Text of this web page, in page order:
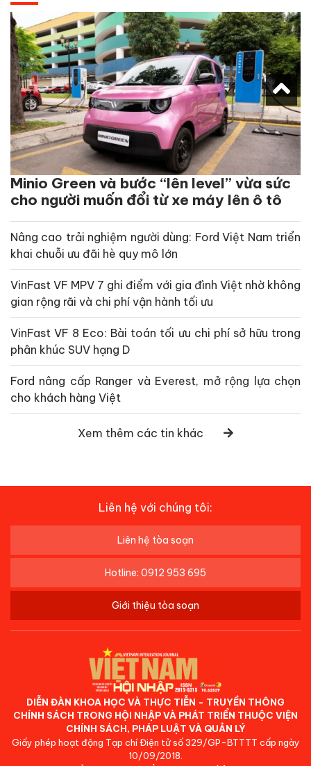
Minio Green và bước “lên level” vừa sức
cho người muốn đổi từ xe máy lên ô tô
Nâng cao trải nghiệm người dùng: Ford Việt Nam triển
khai chuỗi ưu đãi hè quy mô lớn
VinFast VF MPV 7 ghi điểm với gia đình Việt nhờ không
gian rộng rãi và chi phí vận hành tối ưu
VinFast VF 8 Eco: Bài toán tối ưu chi phí sở hữu trong
phân khúc SUV hạng D
Ford nâng cấp Ranger và Everest, mở rộng lựa chọn
cho khách hàng Việt
Xem thêm các tin khác
Liên hệ với chúng tôi:
Liên hệ tòa soạn
Hotline: 0912 953 695
Giới thiệu tòa soạn
DIỄN ĐÀN KHOA HỌC VÀ THỰC TIỄN - TRUYỀN THÔNG
CHÍNH SÁCH TRONG HỘI NHẬP VÀ PHÁT TRIỂN THUỘC VIỆN
CHÍNH SÁCH, PHÁP LUẬT VÀ QUẢN LÝ
Giấy phép hoạt động Tạp chí Điện tử số 329/GP-BTTTT cấp ngày
10/09/2018.